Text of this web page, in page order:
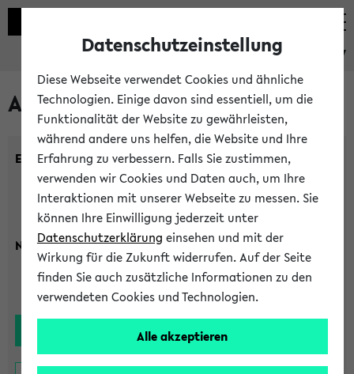
eKVV
Alle Lehrenden
Einrichtung:
Nachname:
Datenschutzeinstellung
Diese Webseite verwendet Cookies und ähnliche
Technologien. Einige davon sind essentiell, um die
Funktionalität der Website zu gewährleisten,
während andere uns helfen, die Website und Ihre
Erfahrung zu verbessern. Falls Sie zustimmen,
verwenden wir Cookies und Daten auch, um Ihre
Interaktionen mit unserer Webseite zu messen. Sie
können Ihre Einwilligung jederzeit unter
Datenschutzerklärung einsehen und mit der
Wirkung für die Zukunft widerrufen. Auf der Seite
finden Sie auch zusätzliche Informationen zu den
verwendeten Cookies und Technologien.
Alle akzeptieren